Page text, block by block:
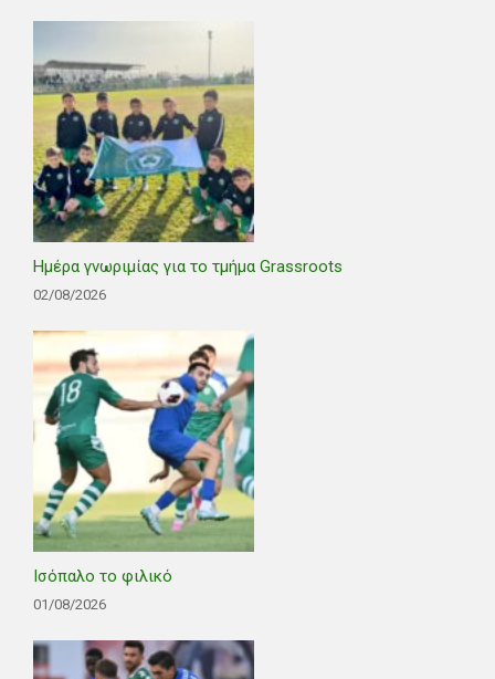
Ημέρα γνωριμίας για το τμήμα Grassroots
02/08/2026
Ισόπαλο το φιλικό
01/08/2026